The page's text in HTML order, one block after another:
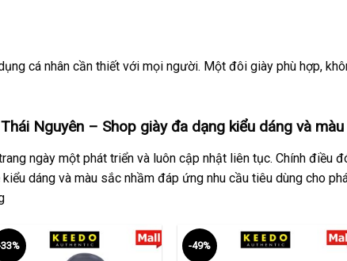
cá nhân cần thiết với mọi người. Một đôi giày phù hợp,
Nguyên – Shop giày đa dạng kiểu dáng và
ngày một phát triển và luôn cập nhật liên tục. Chính điều
dáng và màu sắc nhầm đáp ứng nhu cầu tiêu dùng cho
-49%